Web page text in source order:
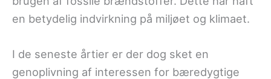
en betydelig indvirkning på miljøet og klimaet.
I de seneste årtier er der dog sket en
genoplivning af interessen for bæredygtige